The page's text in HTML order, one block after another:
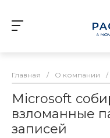
Главная / О компании /
Microsoft
взломанные
записей